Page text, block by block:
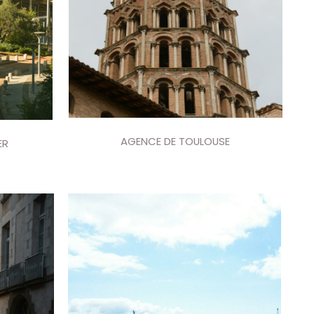
AGENCE DE TOULOUSE